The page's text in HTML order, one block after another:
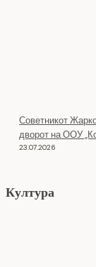
Советникот
дворот на ООУ
23.07.2026
Култура